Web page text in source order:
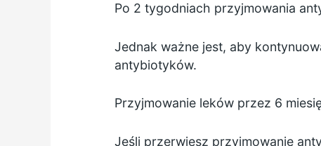
Po 2 tygodniach przyjmowania
Jednak ważne jest, aby
antybiotyków.
Przyjmowanie leków przez 6
Jeśli przerwiesz przyjmowanie